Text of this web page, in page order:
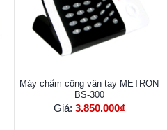
Máy chấm công vân tay METRON
BS-300
Giá: 3.850.000₫